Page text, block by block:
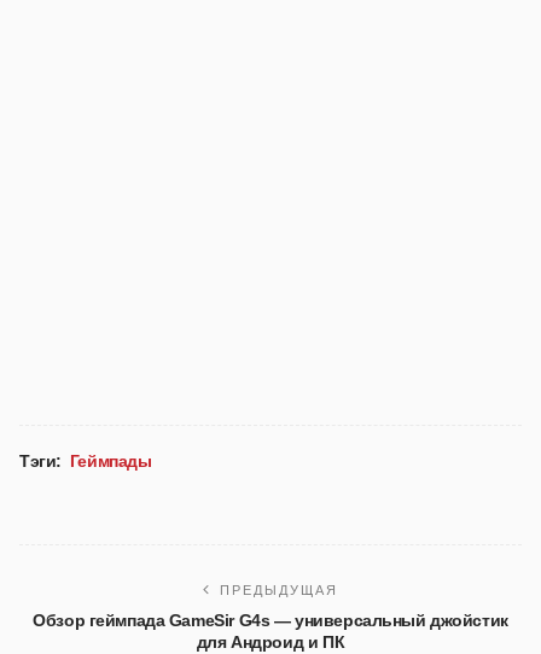
Тэги: Геймпады
ПРЕДЫДУЩАЯ
Обзор геймпада GameSir G4s — универсальный джойстик
для Андроид и ПК